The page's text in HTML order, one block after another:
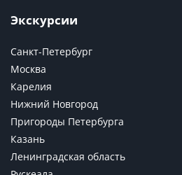
Экскурсии
Санкт-Петербург
Москва
Карелия
Нижний Новгород
Пригороды Петербурга
Казань
Ленинградская область